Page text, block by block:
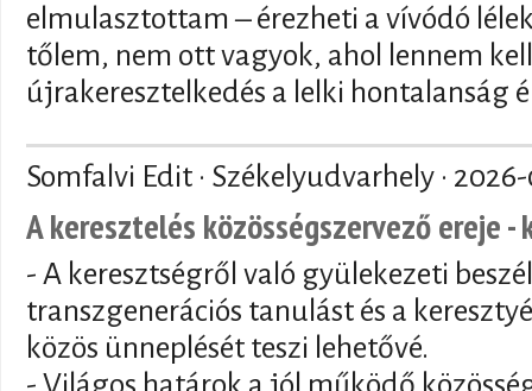
elmulasztottam – érezheti a vívódó
tőlem, nem ott vagyok, ahol lennem
újrakeresztelkedés a lelki hontalanság
Somfalvi Edit · Székelyudvarhely ·
A keresztelés közösségszervező ereje -
- A keresztségről való gyülekezeti
transzgenerációs tanulást és a
közös ünneplését teszi lehetővé.